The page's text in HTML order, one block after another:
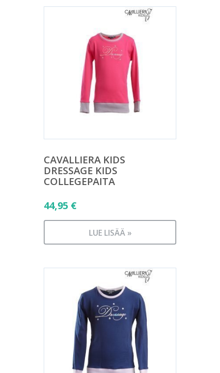
CAVALLIERA KIDS
DRESSAGE KIDS
COLLEGEPAITA
44,95 €
LUE LISÄÄ »